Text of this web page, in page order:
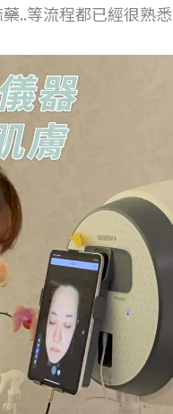
..等流程都已經很熟悉